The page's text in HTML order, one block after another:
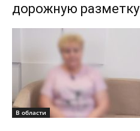
дорожную разметку
В области